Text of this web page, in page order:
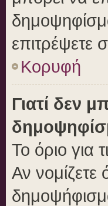
επιτρέψετε
Κορυφή
Γιατί δεν
Το όριο για
Αν νομίζετε